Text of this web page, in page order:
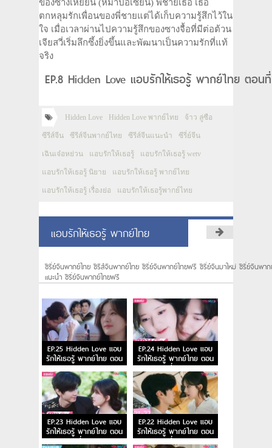
ของซางเหยียน (หม่าป๋อเซียน) พี่ชายเธอ เธอ
ตกหลุมรักเพื่อนของพี่ชายแต่ได้เก็บความรู้สึกไว้ใน
ใจ เมื่อเวลาผ่านไปความรู้สึกของซางจื้อที่มีต่อต้วน
เจียสวี่เริ่มลึกซึ้งยิ่งขึ้นและพัฒนาเป็นความรักที่แท้
จริง
EP.8 Hidden Love แอบรักให้เธอรู้ พากย์ไทย ตอ
Hidden Love Hidden Love พากย์ไทย จ้าว ลู่ซือ
ซีรีส์จีน ซีรีส์จีนพากย์ไทย ซีรีส์จีนแนะนำ ซีรี่ย์จีน
เฉินเจ๋อหย่วน แอบรักให้เธอรู้ แอบรักให้เธอรู้ wetv
แอบรักให้เธอรู้ นิยาย แอบรักให้เธอรู้ พากย์ไทย
แอบรักให้เธอรู้ เรื่องย่อ แอบรักให้เธอรู้พากย์ไทย
แอบรักให้เธอรู้ พากย์ไทย
ซีรี่ย์จีนพากย์ไทย ซีรีส์จีนพากย์ไทย ซีรี่ย์จีนพากย์ไทยฟรี ซีรี่ย์จีนมาใหม่ ซีรี่ย์จีนพา
แนะนํา ซีรี่ย์จีนพากย์ไทยฟรี
EP.25 Hidden Love แอบ
รักให้เธอรู้ พากย์ไทย ตอน
จบ
EP.24 Hidden Love แอบ
รักให้เธอรู้ พากย์ไทย ตอน
ที่ 24
EP.23 Hidden Love แอบ
รักให้เธอรู้ พากย์ไทย ตอน
ที่ 23
EP.22 Hidden Love แอบ
รักให้เธอรู้ พากย์ไทย ตอน
ที่ 22